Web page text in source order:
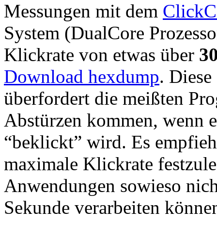
Messungen mit dem
System (DualCore
Klickrate von etwas über
Download hexdump.
überfordert die meißten
Abstürzen kommen, wenn
“beklickt” wird. Es
maximale Klickrate
Anwendungen sowieso
Sekunde verarbeiten